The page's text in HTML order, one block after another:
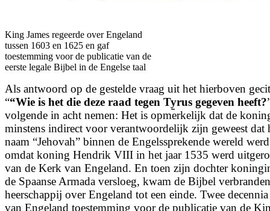
King James regeerde over Engeland
tussen 1603 en 1625 en gaf
toestemming voor de publicatie van de
eerste legale Bijbel in de Engelse taal
Als antwoord op de gestelde vraag uit het hierboven
““Wie is het die deze raad tegen Ty̱rus gegeven heeft?
volgende in acht nemen: Het is opmerkelijk dat de
minstens indirect voor verantwoordelijk zijn geweest dat
naam “Jehovah” binnen de Engelssprekende wereld
omdat koning Hendrik VIII in het jaar 1535 werd
van de Kerk van Engeland. En toen zijn dochter
de Spaanse Armada versloeg, kwam de Bijbel
heerschappij over Engeland tot een einde. Twee
van Engeland toestemming voor de publicatie van de